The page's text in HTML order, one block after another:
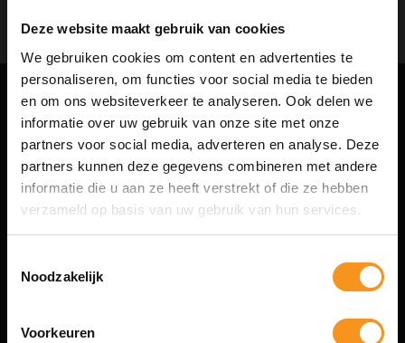
Deze website maakt gebruik van cookies
We gebruiken cookies om content en advertenties te
personaliseren, om functies voor social media te bieden
en om ons websiteverkeer te analyseren. Ook delen we
informatie over uw gebruik van onze site met onze
partners voor social media, adverteren en analyse. Deze
partners kunnen deze gegevens combineren met andere
informatie die u aan ze heeft verstrekt of die ze hebben
verzameld op basis van uw gebruik van hun services.
Noodzakelijk
Voorkeuren
HAIR & BODY
De complete webshop voor haar- en lichaamsverzorging.
Altijd interessante aanbiedingen en trendy producten voor hem en haar.
NIEUWSBRIEF10% Summer Time Korting
Geniet van de zomer met10% Summer TIme Kortingop